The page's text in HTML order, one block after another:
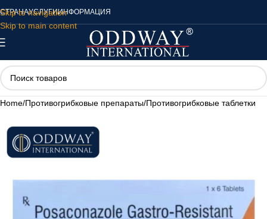
Skip to navigation
Skip to main content
СТРАНАУСЛУГИИНФОРМАЦИЯ
Home/Противогрибковые препараты/Противогрибковые таблетки